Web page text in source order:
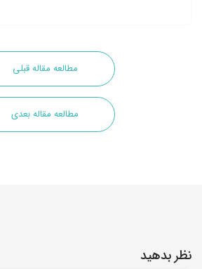
مطالعه مقاله قبلی
مطالعه مقاله بعدی
نظر بدهید